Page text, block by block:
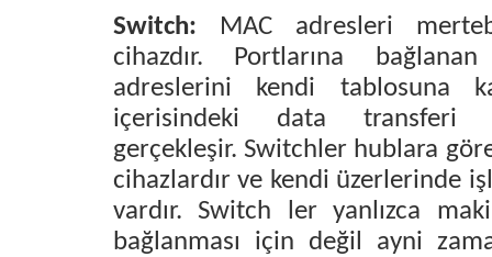
Switch: MAC adresleri
cihazdır. Portlarına
adreslerini kendi tablosuna
içerisindeki data transferi
gerçekleşir. Switchler hublara
cihazlardır ve kendi üzerlerinde
vardır. Switch ler yanlızca
bağlanması için değil ayni